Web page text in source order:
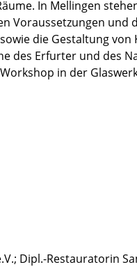
In Mellin­gen
Voraus­set­zun­gen und
die Gestal­tung
des Erfur­ter und des
in der
Dipl.-Restauratorin